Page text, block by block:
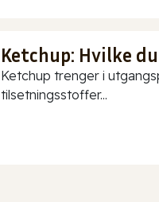
Ketchup: Hvilke
Ketchup trenger i
tilsetningsstoffer...